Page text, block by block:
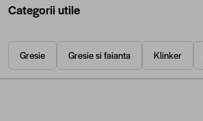
Categorii utile
Gresie Gresie si faianta Klinker